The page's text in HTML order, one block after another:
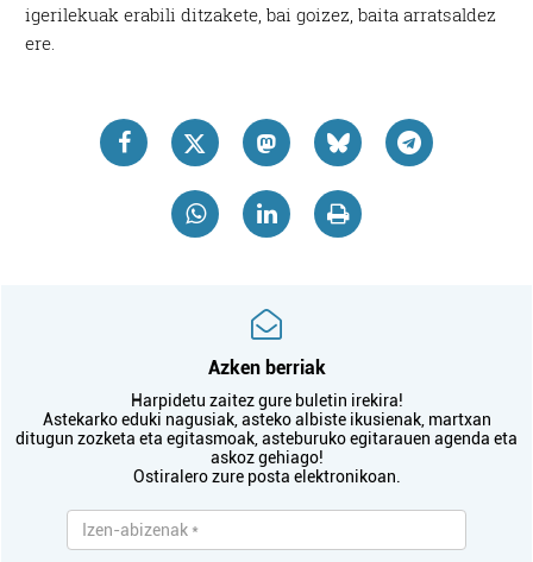
igerilekuak erabili ditzakete, bai goizez, baita arratsaldez
ere.
Azken berriak
Harpidetu zaitez gure buletin irekira!
Astekarko eduki nagusiak, asteko albiste ikusienak, martxan
ditugun zozketa eta egitasmoak, asteburuko egitarauen agenda eta
askoz gehiago!
Ostiralero zure posta elektronikoan.